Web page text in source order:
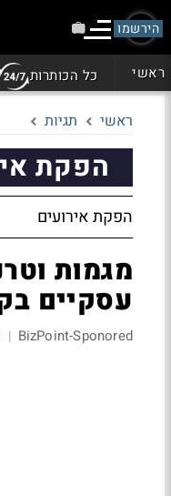
הירשמו
ראשי כל הכותרות
ראשי תגיות
הפקת
הפקת אירועים
מגמות
עסקיים בקיץ
BizPoint-Sponored
|